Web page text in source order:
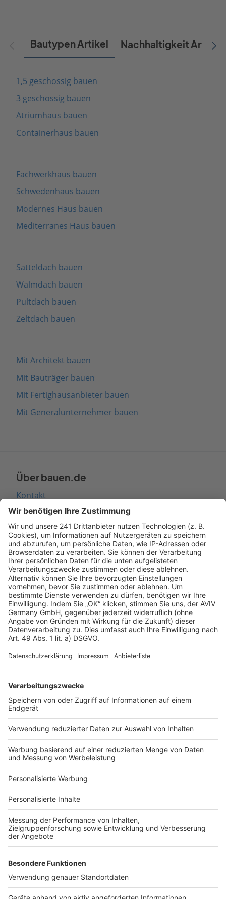
Bautypen Artikel Nachhaltigkeit Artikel
1,5 geschossig bauen
3 geschossig bauen
Atriumhaus bauen
Containerhaus bauen
Fachwerkhaus bauen
Schwedenhaus bauen
Modernes Haus bauen
Mediterranes Haus bauen
Satteldach bauen
Walmdach bauen
Pultdach bauen
Zeltdach bauen
Mit Architekt bauen
Mit Bauträger bauen
Mit Fertighausanbieter bauen
Mit Generalunternehmer bauen
Über bauen.de
Kontakt
Seitenaufbau
Barrierefreiheit
Cookie Einstellungen
Rechtliches
AGB-Übersicht
Datenschutz
Impressum
Services
Bauprojekt-Quiz
Häuser-Suche
Hausanbieter-Suche
Bauprojekt-Profil
Für Unternehmen
Ihre Baufirma auf bauen.de
Kostenloses Infogespräch